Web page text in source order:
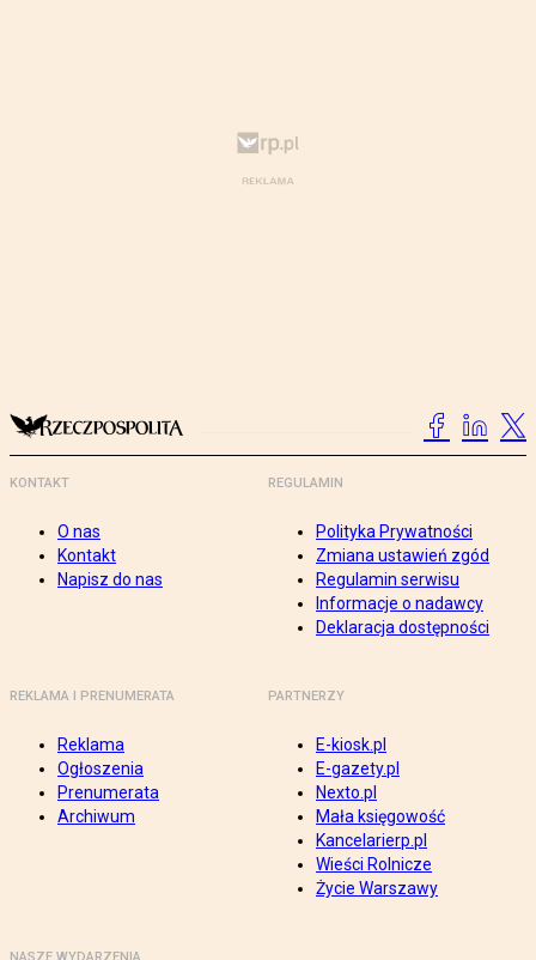
KONTAKT
O nas
Kontakt
Napisz do nas
REGULAMIN
Polityka Prywatności
Zmiana ustawień zgód
Regulamin serwisu
Informacje o nadawcy
Deklaracja dostępności
REKLAMA I PRENUMERATA
Reklama
Ogłoszenia
Prenumerata
Archiwum
PARTNERZY
E-kiosk.pl
E-gazety.pl
Nexto.pl
Mała księgowość
Kancelarierp.pl
Wieści Rolnicze
Życie Warszawy